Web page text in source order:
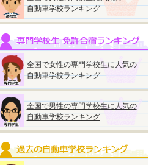
自動車学校ランキング
全国で女性の専門学校生に人気の
自動車学校ランキング
全国で男性の専門学校生に人気の
自動車学校ランキング